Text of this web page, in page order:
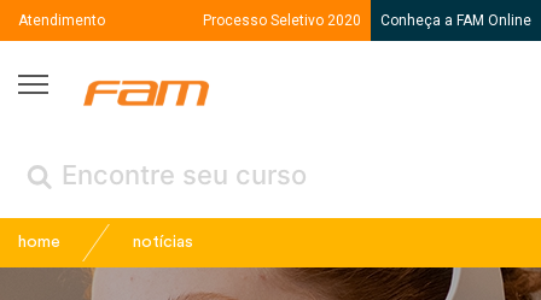
Atendimento Processo Seletivo 2020 Conheça a FAM Online
Fam
home notícias